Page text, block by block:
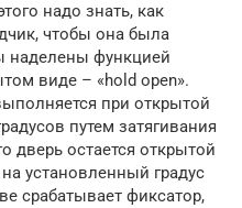
надо знать, как
чтобы она была
наделены функцией
виде – «hold open».
при открытой
путем затягивания
дверь остается открытой
установленный градус
срабатывает фиксатор,